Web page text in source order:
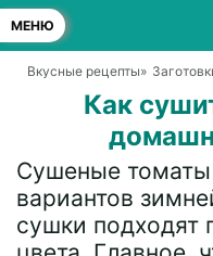
МЕНЮ
Вкусные рецепты»
Как
Сушеные томаты
вариантов
сушки подходят